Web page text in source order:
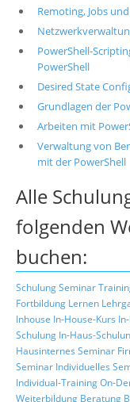
Remoting, Jobs
PowerShell-
PowerShell
Desired State
Grundlagen der
Arbeiten mit
Verwaltung von
mit der PowerShell
Alle
folgenden
buchen:
SchulungSeminar
Fortbildung Lernen
Inhouse In-House-Kurs
Schulung In-Haus-
Hausinternes Seminar
Seminar Individuelles
Individual-TrainingOn-
Weiterbildung Beratung